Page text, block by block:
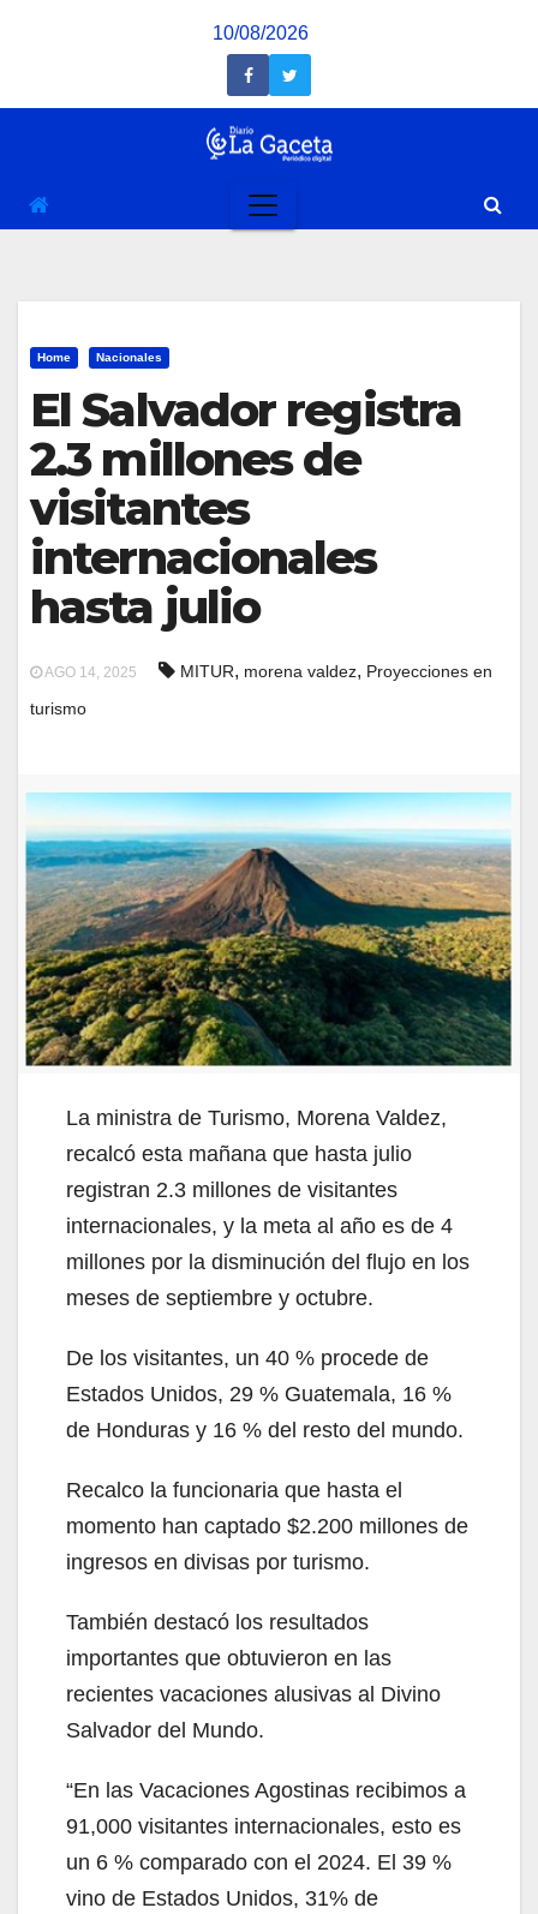
10/08/2026
Home Nacionales
El Salvador registra
2.3 millones de
visitantes
internacionales
hasta julio
AGO 14, 2025 MITUR, morena valdez, Proyecciones en
turismo
La ministra de Turismo, Morena Valdez,
recalcó esta mañana que hasta julio
registran 2.3 millones de visitantes
internacionales, y la meta al año es de 4
millones por la disminución del flujo en los
meses de septiembre y octubre.
De los visitantes, un 40 % procede de
Estados Unidos, 29 % Guatemala, 16 %
de Honduras y 16 % del resto del mundo.
Recalco la funcionaria que hasta el
momento han captado $2.200 millones de
ingresos en divisas por turismo.
También destacó los resultados
importantes que obtuvieron en las
recientes vacaciones alusivas al Divino
Salvador del Mundo.
“En las Vacaciones Agostinas recibimos a
91,000 visitantes internacionales, esto es
un 6 % comparado con el 2024. El 39 %
vino de Estados Unidos, 31% de